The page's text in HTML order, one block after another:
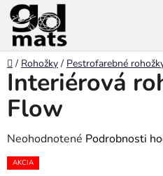
Prejsť
na
obsah
Domov
/ Rohožky / Pestrofarebné
Interiérová
Flow
Priemerné
hodnotenie
Neohodnotené Podrobnosti
AKCIA